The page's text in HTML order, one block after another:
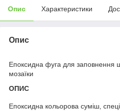
Опис Характеристики
Опис
Епоксидна фуга для заповнення
мозаїки
ОПИС
Епоксидна кольорова суміш,